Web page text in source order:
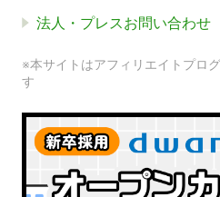
法人・プレスお問い合わせ
※本サイトはアフィリエイトプロ
す